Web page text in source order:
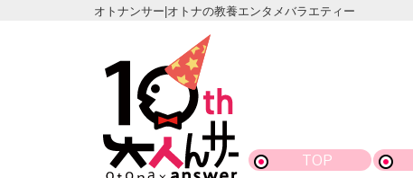
オトナンサー|オトナの教養エンタメバラエティー
TOP